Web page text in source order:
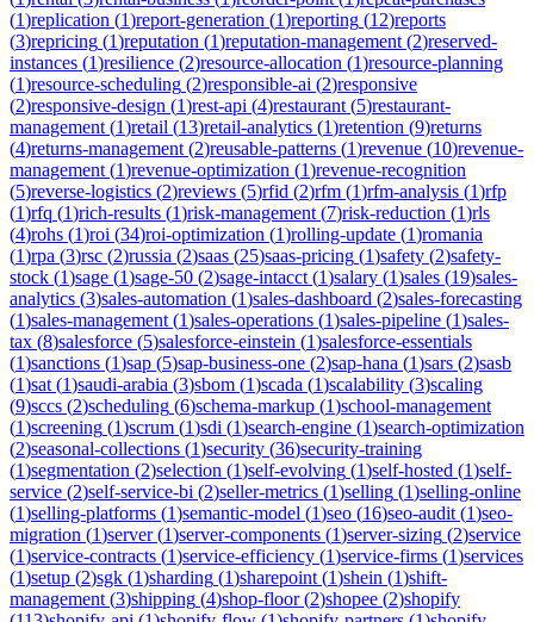
(1)replication (1)report-generation (1)reporting (12)reports
(3)repricing (1)reputation (1)reputation-management (2)reserved-
instances (1)resilience (2)resource-allocation (1)resource-planning
(1)resource-scheduling (2)responsible-ai (2)responsive
(2)responsive-design (1)rest-api (4)restaurant (5)restaurant-
management (1)retail (13)retail-analytics (1)retention (9)returns
(4)returns-management (2)reusable-patterns (1)revenue (10)revenue-
management (1)revenue-optimization (1)revenue-recognition
(5)reverse-logistics (2)reviews (5)rfid (2)rfm (1)rfm-analysis (1)rfp
(1)rfq (1)rich-results (1)risk-management (7)risk-reduction (1)rls
(4)rohs (1)roi (34)roi-optimization (1)rolling-update (1)romania
(1)rpa (3)rsc (2)russia (2)saas (25)saas-pricing (1)safety (2)safety-
stock (1)sage (1)sage-50 (2)sage-intacct (1)salary (1)sales (19)sales-
analytics (3)sales-automation (1)sales-dashboard (2)sales-forecasting
(1)sales-management (1)sales-operations (1)sales-pipeline (1)sales-
tax (8)salesforce (5)salesforce-einstein (1)salesforce-essentials
(1)sanctions (1)sap (5)sap-business-one (2)sap-hana (1)sars (2)sasb
(1)sat (1)saudi-arabia (3)sbom (1)scada (1)scalability (3)scaling
(9)sccs (2)scheduling (6)schema-markup (1)school-management
(1)screening (1)scrum (1)sdi (1)search-engine (1)search-optimization
(2)seasonal-collections (1)security (36)security-training
(1)segmentation (2)selection (1)self-evolving (1)self-hosted (1)self-
service (2)self-service-bi (2)seller-metrics (1)selling (1)selling-online
(1)selling-platforms (1)semantic-model (1)seo (16)seo-audit (1)seo-
migration (1)server(1)server-components (1)server-sizing (2)service
(1)service-contracts (1)service-efficiency (1)service-firms (1)services
(1)setup (2)sgk (1)sharding (1)sharepoint (1)shein (1)shift-
management (3)shipping (4)shop-floor(2)shopee (2)shopify